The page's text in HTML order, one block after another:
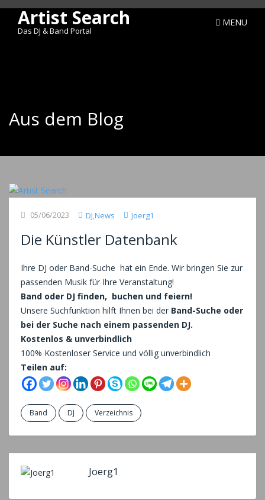
Artist Search
Das DJ & Band Portal
MENU
Aus dem Blog
05/06/2023 DJ,News Joerg1
Die Künstler Datenbank
Ihre DJ oder Band-Suche hat ein Ende. Wir bringen Sie zur
passenden Musik für Ihre Veranstaltung!
Band oder DJ finden, buchen und feiern!
Unsere Suchfunktion hilft Ihnen bei der Band-Suche oder
bei der Suche nach einem passenden DJ.
Kostenlos & unverbindlich
100% Kostenloser Service und völlig unverbindlich
Teilen auf:
Band DJ Verzeichnis
Joerg1